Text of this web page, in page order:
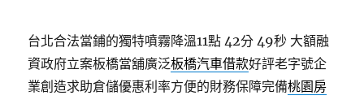
台北合法當鋪的獨特噴霧降溫11點 42分 49秒 大額融
資政府立案板橋當舖廣泛板橋汽車借款好評老字號企
業創造求助倉儲優惠利率方便的財務保障完備桃園房